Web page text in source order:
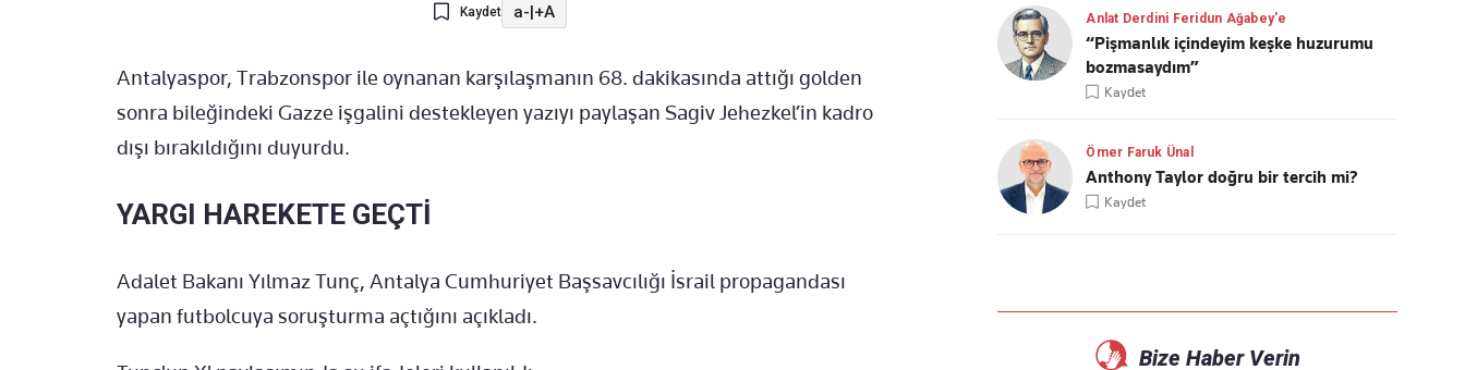
Kaydet a-|+A
Antalyaspor, Trabzonspor ile oynanan karşılaşmanın 68. dakikasında attığı golden
sonra bileğindeki Gazze işgalini destekleyen yazıyı paylaşan Sagiv Jehezkel’in kadro
dışı bırakıldığını duyurdu.
YARGI HAREKETE GEÇTİ
Adalet Bakanı Yılmaz Tunç, Antalya Cumhuriyet Başsavcılığı İsrail propagandası
yapan futbolcuya soruşturma açtığını açıkladı.
Anlat Derdini Feridun Ağabey'e
“Pişmanlık içindeyim keşke huzurumu
bozmasaydım”
Kaydet
Ömer Faruk Ünal
Anthony Taylor doğru bir tercih mi?
Kaydet
Bize Haber Verin